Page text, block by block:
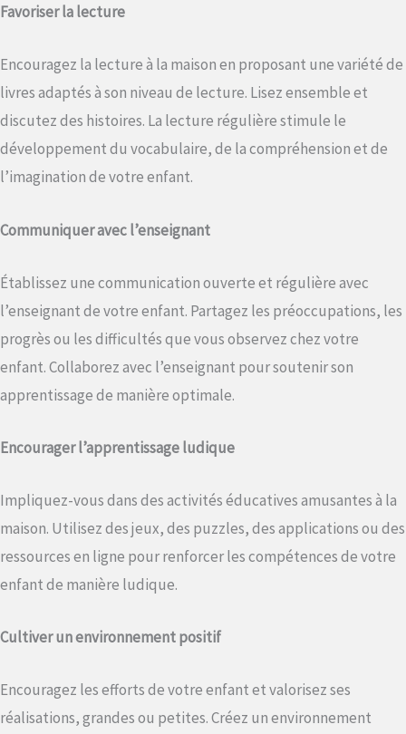
Favoriser la lecture
Encouragez la lecture à la maison en proposant une variété de
livres adaptés à son niveau de lecture. Lisez ensemble et
discutez des histoires. La lecture régulière stimule le
développement du vocabulaire, de la compréhension et de
l’imagination de votre enfant.
Communiquer avec l’enseignant
Établissez une communication ouverte et régulière avec
l’enseignant de votre enfant. Partagez les préoccupations, les
progrès ou les difficultés que vous observez chez votre
enfant. Collaborez avec l’enseignant pour soutenir son
apprentissage de manière optimale.
Encourager l’apprentissage ludique
Impliquez-vous dans des activités éducatives amusantes à la
maison. Utilisez des jeux, des puzzles, des applications ou des
ressources en ligne pour renforcer les compétences de votre
enfant de manière ludique.
Cultiver un environnement positif
Encouragez les efforts de votre enfant et valorisez ses
réalisations, grandes ou petites. Créez un environnement